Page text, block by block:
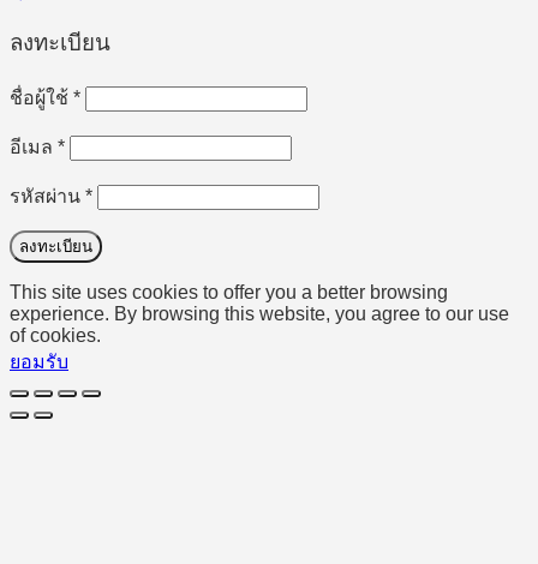
ลงทะเบียน
ชื่อผู้ใช้ *ต้องการ
อีเมล *ต้องการ
รหัสผ่าน *ต้องการ
ลงทะเบียน
This site uses cookies to offer you a better browsing
experience. By browsing this website, you agree to our use
of cookies.
ยอมรับ